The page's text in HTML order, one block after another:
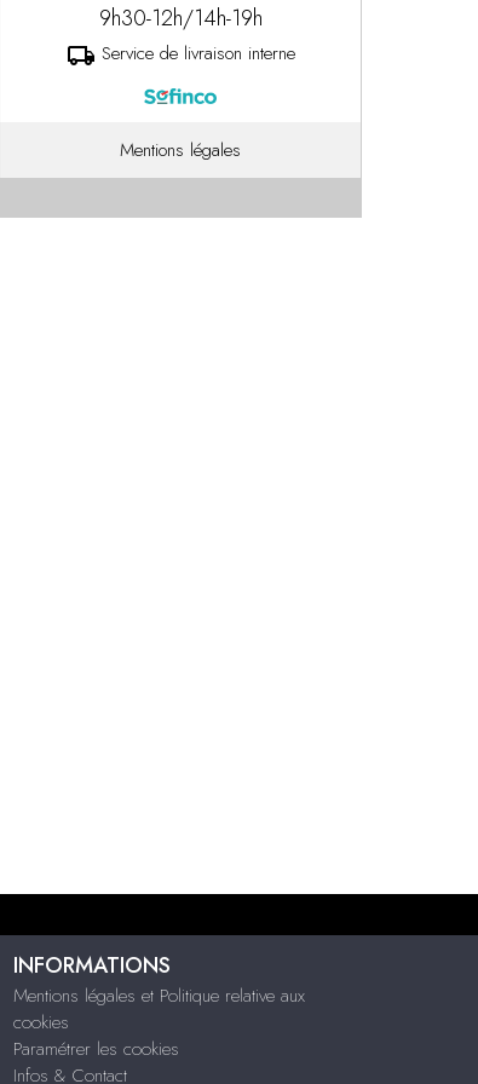
9h30-12h/14h-19h
local_shipping Service de livraison interne
Mentions légales
INFORMATIONS
Mentions légales et Politique relative aux
cookies
Paramétrer les cookies
Infos & Contact